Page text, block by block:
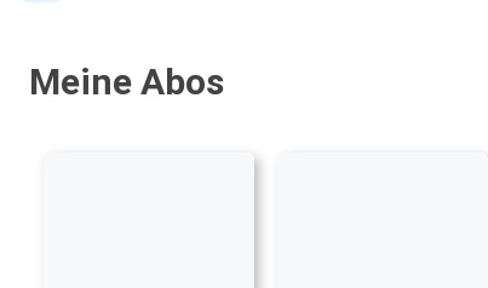
Meine Abos